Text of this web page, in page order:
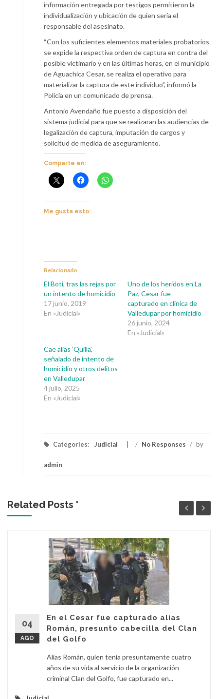
información entregada por testigos permitieron la
individualización y ubicación de quien sería el
responsable del asesinato.
“Con los suficientes elementos materiales probatorios
se expide la respectiva orden de captura en contra del
posible victimario y en las últimas horas, en el municipio
de Aguachica Cesar, se realiza el operativo para
materializar la captura de este individuo”, informó la
Policía en un comunicado de prensa.
Antonio Avendaño fue puesto a disposición del
sistema judicial para que se realizaran las audiencias de
legalización de captura, imputación de cargos y
solicitud de medida de aseguramiento.
Comparte en:
Me gusta esto:
Relacionado
El Boti, tras las rejas por
un intento de homicidio
17 junio, 2019
En «Judicial»
Uno de los heridos en La
Paz, Cesar fue
capturado en clínica de
Valledupar por homicidio
26 junio, 2024
En «Judicial»
Cae alias ‘Quilla’,
señalado de intento de
homicidio y otros delitos
en Valledupar
4 julio, 2025
En «Judicial»
Categories: Judicial / No Responses / by
admin
Related Posts '
04
AGO
En el Cesar fue capturado alias
Román, presunto cabecilla del Clan
del Golfo
Alias Román, quien tenía presuntamente cuatro
años de su vida al servicio de la organización
criminal Clan del Golfo, fue capturado en...